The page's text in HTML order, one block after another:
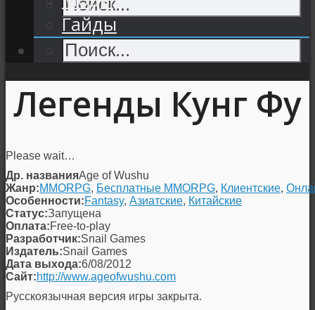
Гайды
Легенды Кунг Фу
Please wait…
Др. названияAge of Wushu
Жанр:MMORPG, Бесплатные MMORPG, Клиентские,
Особенности:Fantasy, Азиатские, Китайские
Статус:Запущена
Оплата:Free-to-play
Разработчик:Snail Games
Издатель:Snail Games
Дата выхода:6/08/2012
Сайт:http://www.ageofwushu.com
Русскоязычная версия игры закрыта.